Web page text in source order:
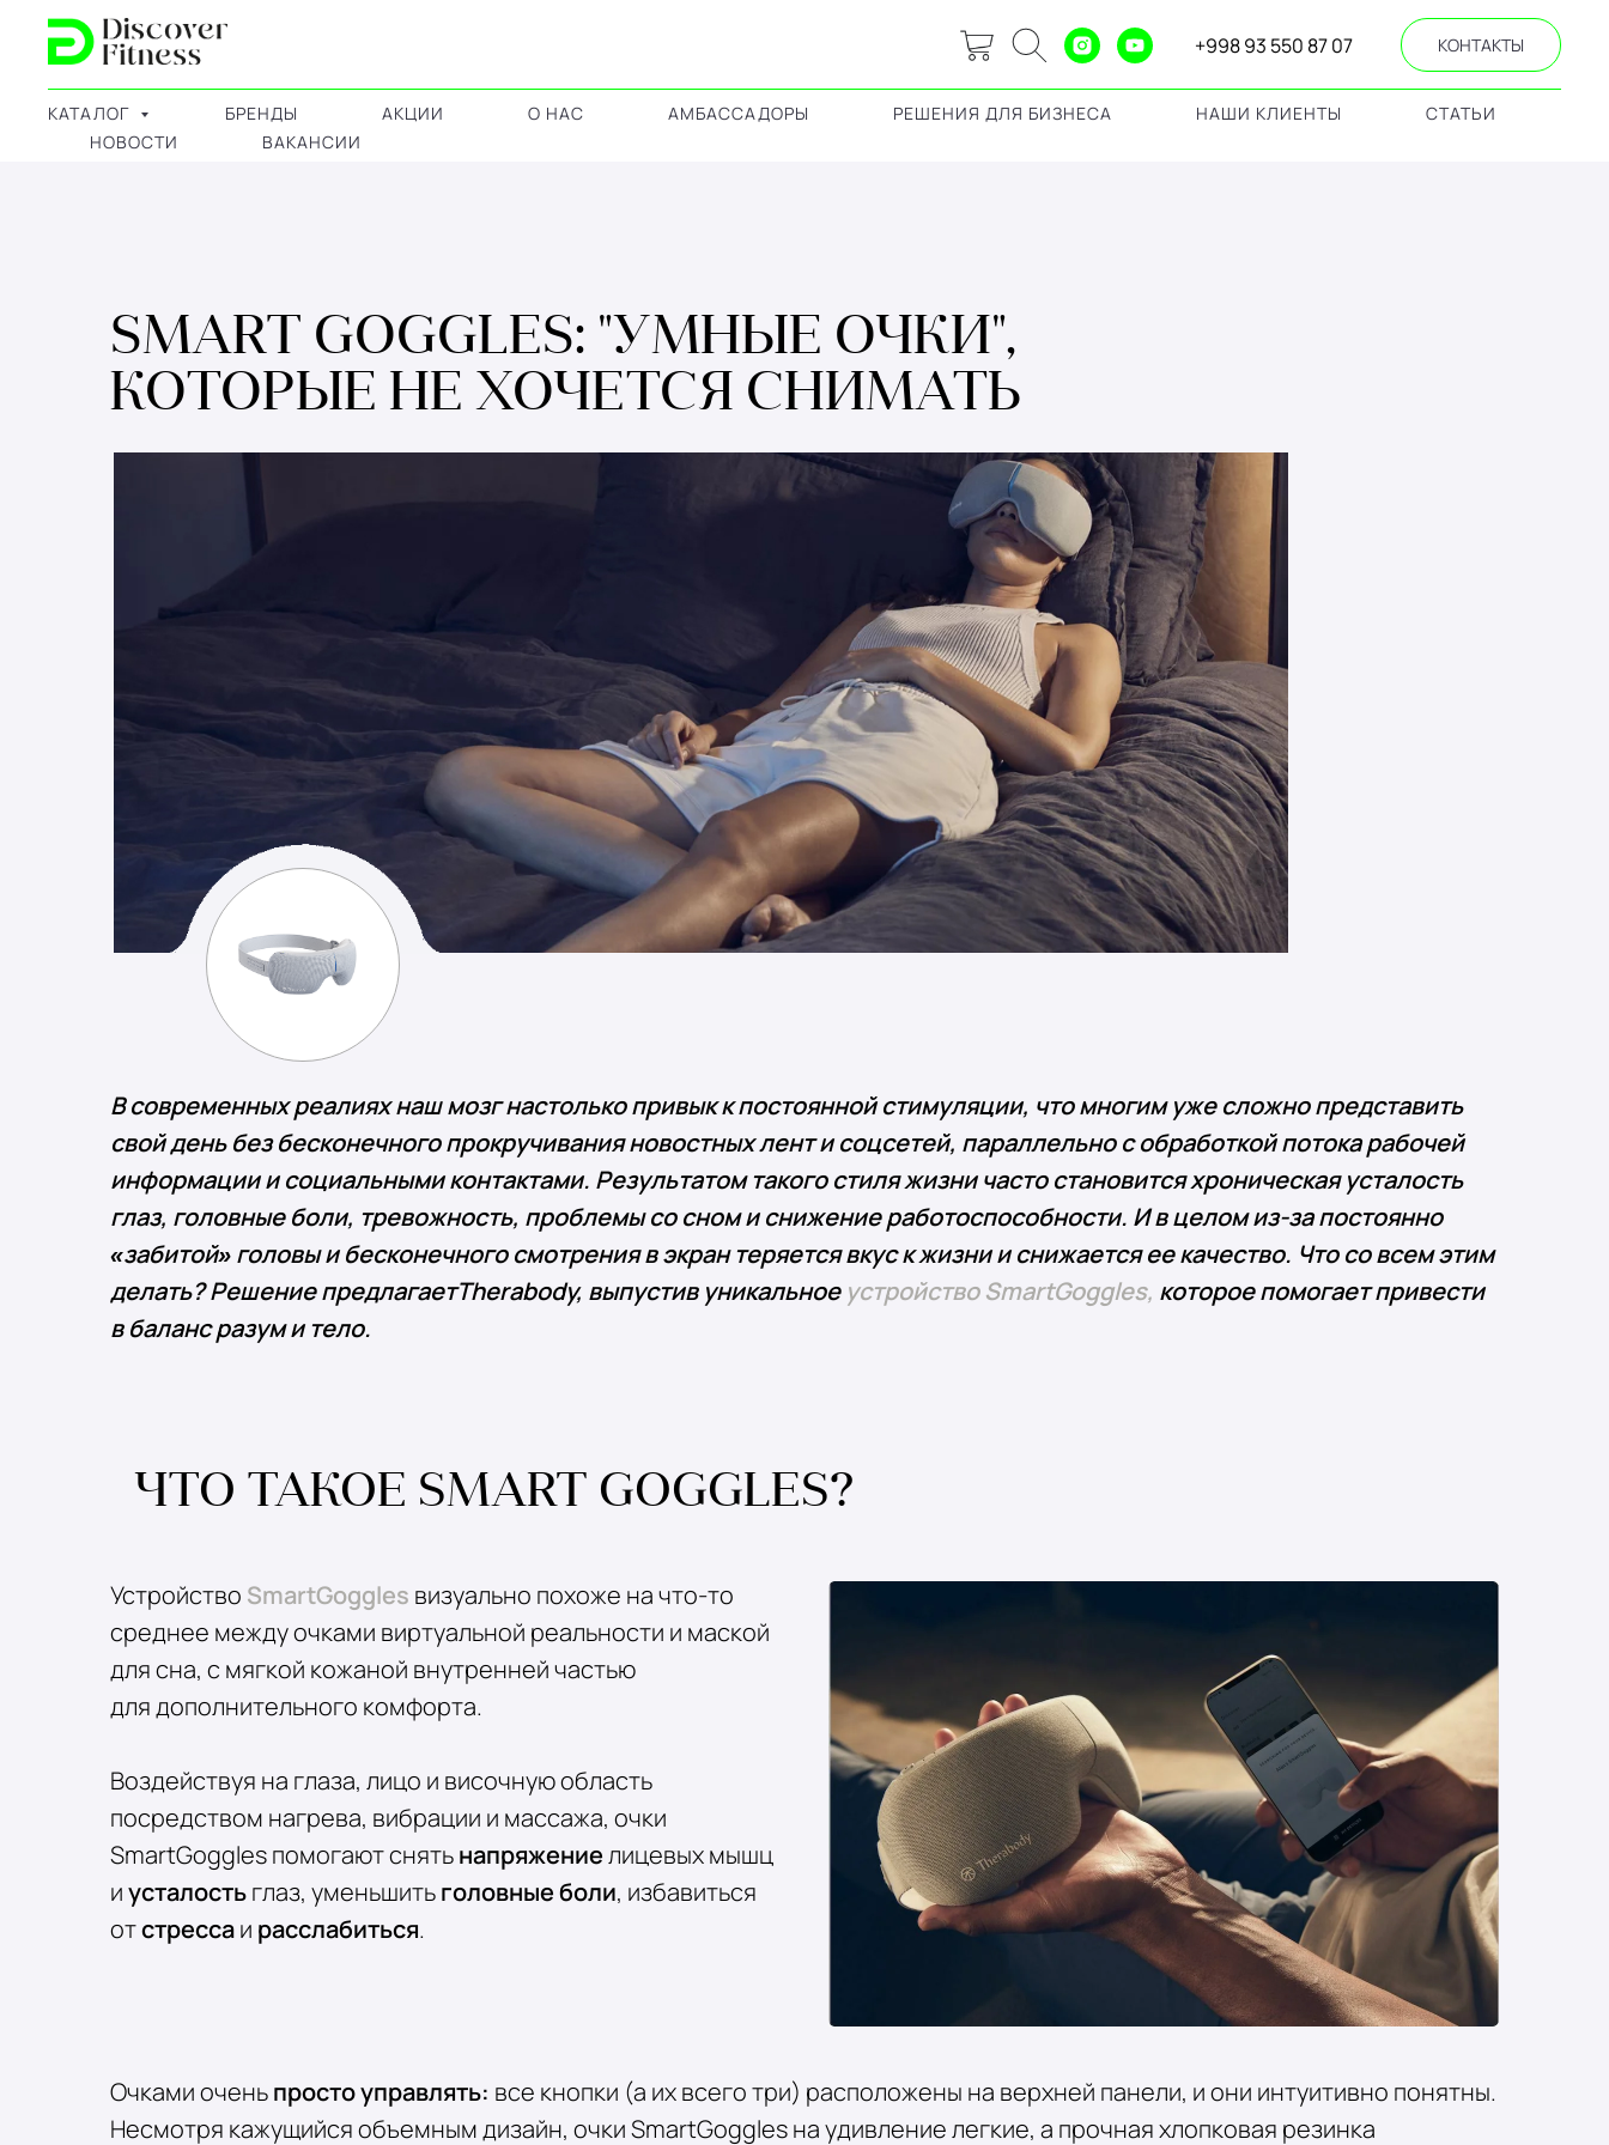
+998 93 550 87 07 КОНТАКТЫ
КАТАЛОГ БРЕНДЫ АКЦИИ О НАС АМБАССАДОРЫ РЕШЕНИЯ ДЛЯ БИЗНЕСА НАШИ КЛИЕНТЫ
СТАТЬИ
НОВОСТИ
ВАКАНСИИ
SMART GOGGLES: "УМНЫЕ ОЧКИ",
КОТОРЫЕ НЕ ХОЧЕТСЯ СНИМАТЬ
В современных реалиях наш мозг настолько привык к постоянной стимуляции, что многим уже сложно представить
свой день без бесконечного прокручивания новостных лент и соцсетей, параллельно с обработкой потока рабочей
информации и социальными контактами. Результатом такого стиля жизни часто становится хроническая усталость
глаз, головные боли, тревожность, проблемы со сном и снижение работоспособности. И в целом из-за постоянно
«забитой» головы и бесконечного смотрения в экран теряется вкус к жизни и снижается ее качество. Что со всем этим
делать? Решение предлагаетTherabody, выпустив уникальное устройство SmartGoggles, которое помогает привести
в баланс разум и тело.
ЧТО ТАКОЕ SMART GOGGLES?
Устройство SmartGoggles визуально похоже на что-то
среднее между очками виртуальной реальности и маской
для сна, с мягкой кожаной внутренней частью
для дополнительного комфорта.
Воздействуя на глаза, лицо и височную область
посредством нагрева, вибрации и массажа, очки
SmartGoggles помогают снятьнапряжениелицевых мышц
иусталостьглаз, уменьшитьголовные боли, избавиться
отстрессаи расслабиться.
Очками оченьпросто управлять: все кнопки (а их всего три) расположены на верхней панели, и они интуитивно понятны.
Несмотря кажущийся объемным дизайн, очки SmartGoggles на удивление легкие, а прочная хлопковая резинка